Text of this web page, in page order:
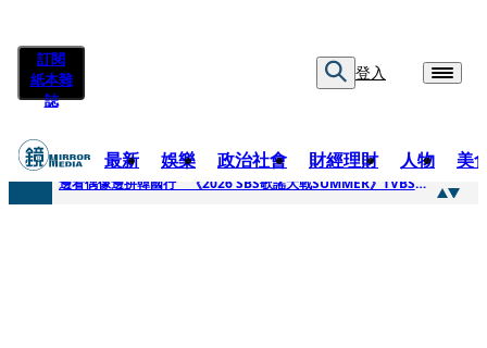
訂閱
紙本雜
誌
登入
最新 娛樂 政治社會 財經理財 人物 美
快訊
邊看偶像邊拚韓國行 《2026 SBS歌謠大戰SUMMER》TVBS直播祭追星福利